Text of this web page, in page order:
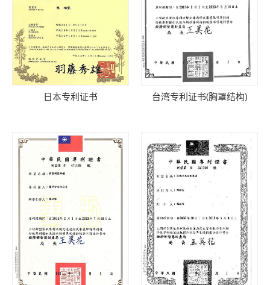
日本专利证书 台湾专利证书(胸罩结构)